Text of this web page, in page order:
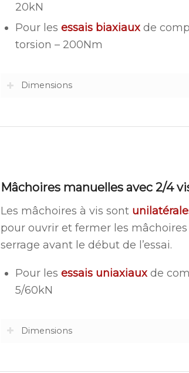
20kN
Pour lesessais biaxiauxde
torsion – 200Nm
Dimensions
Mâchoires manuelles avec 2/4
Les mâchoires à vis sont
pour ouvrir et fermer les
serrage avant le début de l’essai.
Pour lesessais uniaxiaux de
5/60kN
Dimensions